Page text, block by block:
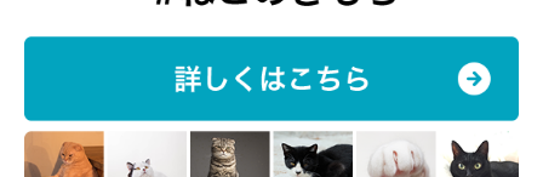
猫の両脇から手を添え、左右の親指と人差し指で肩甲骨を、薬指
と小指で前足の付け根をはさんで持ち上げます。
首の後ろをつまんで持ち上げてもOK